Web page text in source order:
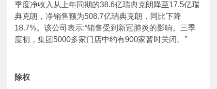
季度净收入从上年同期的38.6亿瑞典克朗降至17.5亿瑞
典克朗，净销售额为508.7亿瑞典克朗，同比下降
18.7%。该公司表示:“销售受到新冠肺炎的影响。三季
度初，集团5000多家门店中约有900家暂时关闭。”
除权